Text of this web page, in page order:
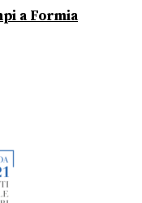
a Formia